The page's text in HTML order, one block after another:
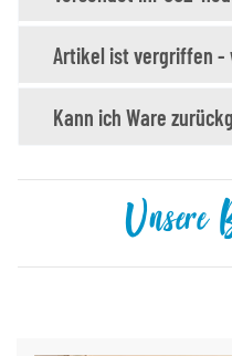
Artikel ist vergriffen -
Kann ich Ware
Unsere